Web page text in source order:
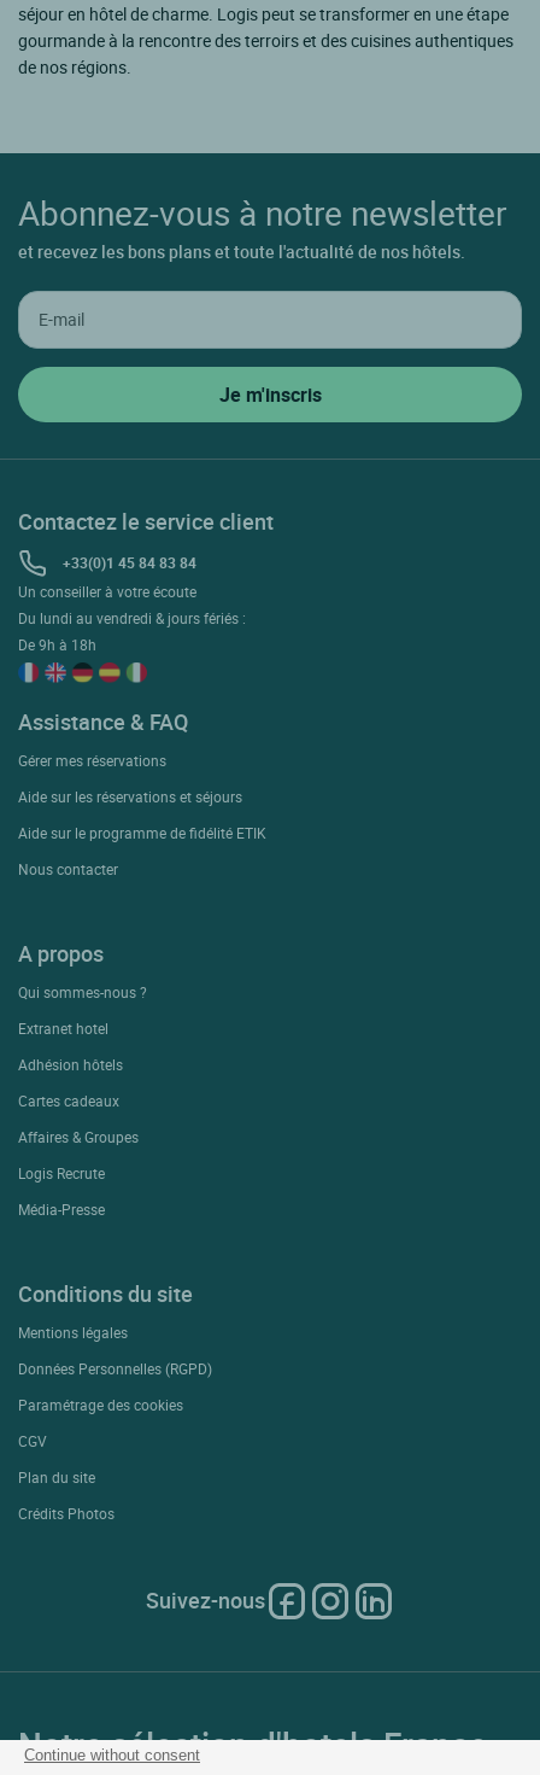
Continue without consent
séjour en hôtel de charme. Logis peut se transformer en une étape
gourmande à la rencontre des terroirs et des cuisines authentiques
de nos régions.
Abonnez-vous à notre newsletter
et recevez les bons plans et toute l'actualité de nos hôtels.
Contactez le service client
+33(0)1 45 84 83 84
Un conseiller à votre écoute
Du lundi au vendredi & jours fériés :
De 9h à 18h
Assistance & FAQ
Gérer mes réservations
Aide sur les réservations et séjours
Aide sur le programme de fidélité ETIK
Nous contacter
A propos
Qui sommes-nous ?
Extranet hotel
Adhésion hôtels
Cartes cadeaux
Affaires & Groupes
Logis Recrute
Média-Presse
Conditions du site
Mentions légales
Données Personnelles (RGPD)
Paramétrage des cookies
CGV
Plan du site
Crédits Photos
Suivez-nous
Notre sélection d'hotels France